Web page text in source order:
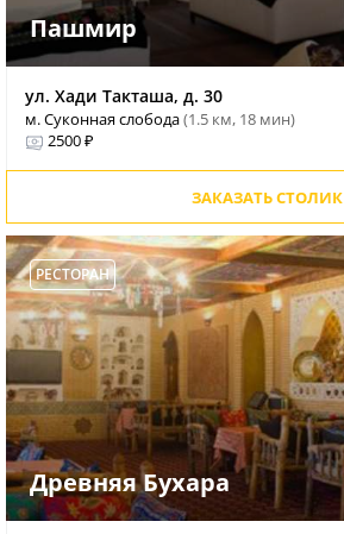
Пашмир
ул. Хади Такташа, д. 30
м. Суконная слобода(1.5 км, 18 мин)
2500 ₽
ЗАКАЗАТЬ СТОЛИК
РЕСТОРАН
Древняя Бухара